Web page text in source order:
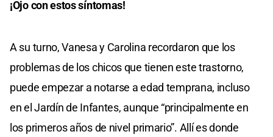
¡Ojo con estos síntomas!
A su turno, Vanesa y Carolina recordaron que los
problemas de los chicos que tienen este trastorno,
puede empezar a notarse a edad temprana, incluso
en el Jardín de Infantes, aunque “principalmente en
los primeros años de nivel primario”. Allí es donde